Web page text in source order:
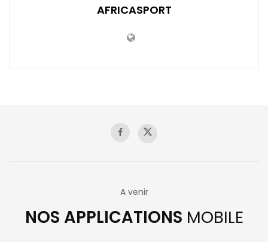
AFRICASPORT
A venir
NOS APPLICATIONS MOBILE